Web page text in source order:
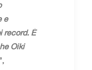
e
record. È
Oiki